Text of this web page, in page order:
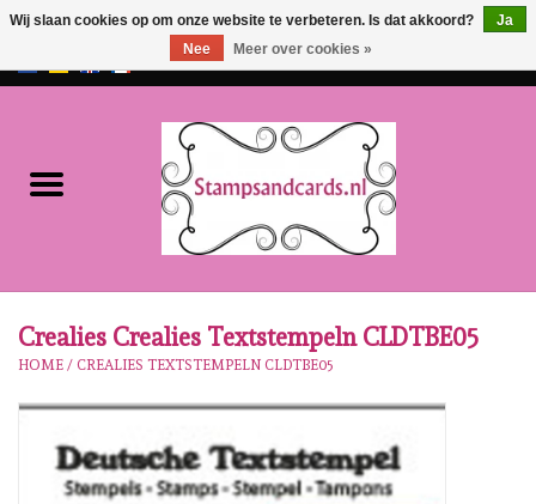
EUR/GBP
NIEUW!!
Workshops
Crealies Crealies Textstempeln CLDTBE05
HOME / CREALIES TEXTSTEMPELN CLDTBE05
Wij slaan cookies op om onze website te verbeteren. Is dat akkoord?
Ja
Nee
Meer over cookies »